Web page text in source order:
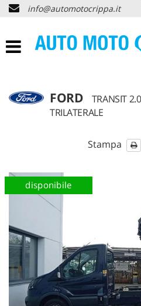
HOME
CHI SIAMO
ASSISTENZA
PNEUMATICI
CONTATTI
NEWS
info@automotocrippa.it
FORD
TRANSIT
TRILATERALE
Stampa
disponibile